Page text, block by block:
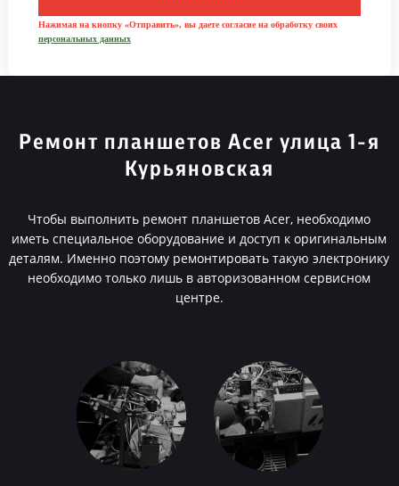
Нажимая на кнопку «Отправить», вы даете согласие на обработку своих
персональных данных
Ремонт планшетов Acer улица 1-я
Курьяновская
Чтобы выполнить ремонт планшетов Acer, необходимо
иметь специальное оборудование и доступ к оригинальным
деталям. Именно поэтому ремонтировать такую электронику
необходимо только лишь в авторизованном сервисном
центре.